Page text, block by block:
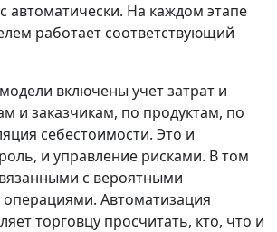
автоматически. На каждом этапе
работает соответствующий
включены учет затрат и
и заказчикам, по продуктам, по
себестоимости. Это и
и управление рисками. В том
с вероятными
Автоматизация
торговцу просчитать, кто, что и